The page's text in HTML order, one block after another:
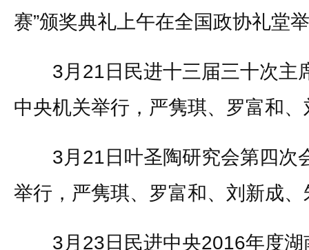
赛”颁奖典礼上午在全国政协礼堂
3月21日民进十三届三十次主
中央机关举行，严隽琪、罗富和
3月21日叶圣陶研究会第四次
举行，严隽琪、罗富和、刘新成
3月23日民进中央2016年度湖